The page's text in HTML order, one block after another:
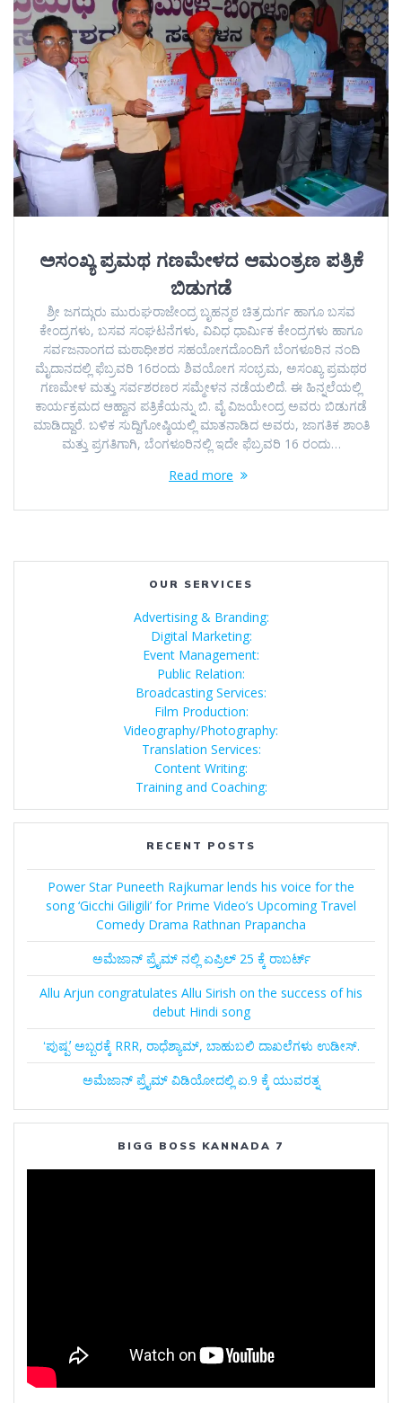
ಅಸಂಖ್ಯ ಪ್ರಮಥ ಗಣಮೇಳದ ಆಮಂತ್ರಣ ಪತ್ರಿಕೆ
ಬಿಡುಗಡೆ
ಶ್ರೀ ಜಗದ್ಗುರು ಮುರುಘರಾಜೇಂದ್ರ ಬೃಹನ್ಮಠ ಚಿತ್ರದುರ್ಗ ಹಾಗೂ ಬಸವ
ಕೇಂದ್ರಗಳು, ಬಸವ ಸಂಘಟನೆಗಳು, ವಿವಿಧ ಧಾರ್ಮಿಕ ಕೇಂದ್ರಗಳು ಹಾಗೂ
ಸರ್ವಜನಾಂಗದ ಮಠಾಧೀಶರ ಸಹಯೋಗದೊಂದಿಗೆ ಬೆಂಗಳೂರಿನ ನಂದಿ
ಮೈದಾನದಲ್ಲಿ ಫೆಬ್ರವರಿ 16ರಂದು ಶಿವಯೋಗ ಸಂಭ್ರಮ, ಅಸಂಖ್ಯ ಪ್ರಮಥರ
ಗಣಮೇಳ ಮತ್ತು ಸರ್ವಶರಣರ ಸಮ್ಮೇಳನ ನಡೆಯಲಿದೆ. ಈ ಹಿನ್ನಲೆಯಲ್ಲಿ
ಕಾರ್ಯಕ್ರಮದ ಆಹ್ವಾನ ಪತ್ರಿಕೆಯನ್ನು ಬಿ. ವೈ ವಿಜಯೇಂದ್ರ ಅವರು ಬಿಡುಗಡೆ
ಮಾಡಿದ್ದಾರೆ. ಬಳಿಕ ಸುದ್ದಿಗೋಷ್ಠಿಯಲ್ಲಿ ಮಾತನಾಡಿದ ಅವರು, ಜಾಗತಿಕ ಶಾಂತಿ
ಮತ್ತು ಪ್ರಗತಿಗಾಗಿ, ಬೆಂಗಳೂರಿನಲ್ಲಿ ಇದೇ ಫೆಬ್ರವರಿ 16 ರಂದು…
Read more
OUR SERVICES
Advertising & Branding:
Digital Marketing:
Event Management:
Public Relation:
Broadcasting Services:
Film Production:
Videography/Photography:
Translation Services:
Content Writing:
Training and Coaching:
RECENT POSTS
Power Star Puneeth Rajkumar lends his voice for the
song ‘Gicchi Giligili’ for Prime Video’s Upcoming Travel
Comedy Drama Rathnan Prapancha
ಅಮೆಜಾನ್‌ ಪ್ರೈಮ್‌ ನಲ್ಲಿ ಏಪ್ರಿಲ್‌ 25 ಕ್ಕೆ ರಾಬರ್ಟ್‌
Allu Arjun congratulates Allu Sirish on the success of his
debut Hindi song
ʻಪುಷ್ಪʼ ಅಬ್ಬರಕ್ಕೆ RRR, ರಾಧೆಶ್ಯಾಮ್, ಬಾಹುಬಲಿ ದಾಖಲೆಗಳು ಉಡೀಸ್.
ಅಮೆಜಾನ್‌ ಪ್ರೈಮ್‌ ವಿಡಿಯೋದಲ್ಲಿ ಏ.9 ಕ್ಕೆ ಯುವರತ್ನ
BIGG BOSS KANNADA 7